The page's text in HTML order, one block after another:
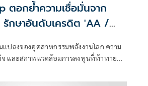
ตอกย้ำความเชื่อมั่นจาก
รักษาอันดับเครดิต 'AA /
เนื่อง
แปลงของอุตสาหกรรมพลังงานโลก ความ
และสภาพแวดล้อมการลงทุนที่ท้าทาย
ริสเรทติ้ง